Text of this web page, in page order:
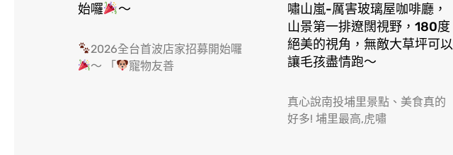
始囉
～
2026全台首波店家招募開始囉
～ 「
寵物友善
嘯山嵐-厲害玻璃屋咖啡廳，
山景第一排遼闊視野，180度
絕美的視角，無敵大草坪可以
讓毛孩盡情跑〜
真心說南投埔里景點、美食真的
好多! 埔里最高,虎嘯